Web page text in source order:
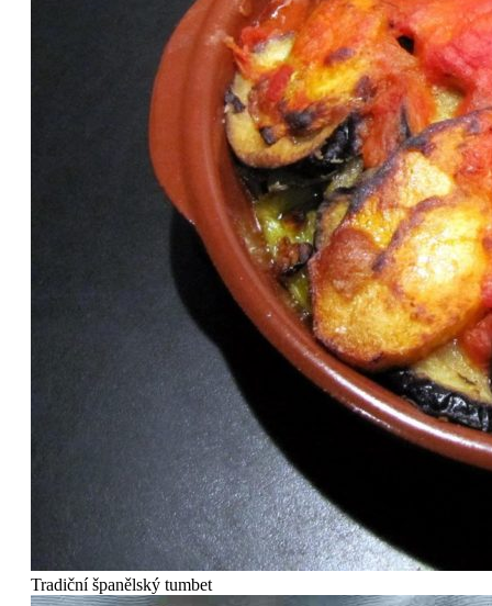
Tradiční španělský tumbet